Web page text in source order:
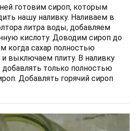
готовим сироп, которым
нашу наливку. Наливаем в
литра воды, добавляем
кислоту. Доводим сироп до
когда сахар полностью
и выключаем плиту. В наливку
только полностью
Добавлять горячий сироп